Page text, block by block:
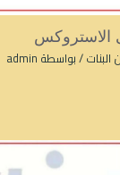
الاستروكس
البنات/ بواسطة admin